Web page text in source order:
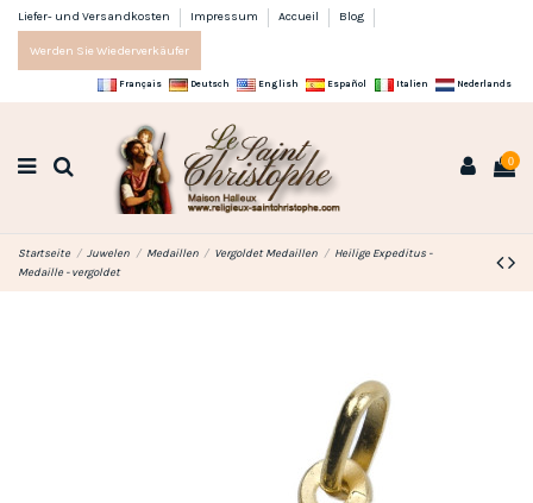
Liefer- und Versandkosten Impressum Accueil Blog
Werden Sie Wiederverkäufer
Français Deutsch English Español Italien Nederlands
0
Startseite Juwelen Medaillen Vergoldet Medaillen
Heilige Expeditus -
Medaille - vergoldet